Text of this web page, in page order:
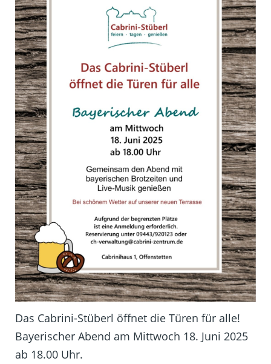
Das Cabrini-Stüberl öffnet die Türen für alle!
Bayerischer Abend am Mittwoch 18. Juni 2025
ab 18.00 Uhr.